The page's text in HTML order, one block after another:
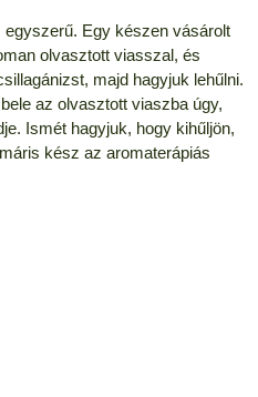
Egy készen vásárolt
olvasztott viasszal, és
majd hagyjuk lehűlni.
az olvasztott viaszba úgy,
Ismét hagyjuk, hogy kihűljön,
kész az aromaterápiás